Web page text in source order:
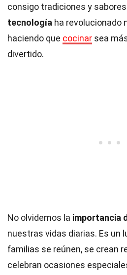
consigo tradiciones y
tecnología ha revolucionado
haciendo que cocinar sea
divertido.
No olvidemos la importancia
nuestras vidas diarias. Es un
familias se reúnen, se crean
celebran ocasiones